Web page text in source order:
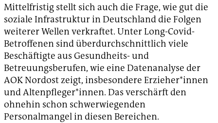
Mittelfristig stellt sich auch die Frage, wie gut die
soziale Infrastruktur in Deutschland die Folgen
weiterer Wellen verkraftet. Unter Long-Covid-
Betroffenen sind überdurchschnittlich viele
Beschäftigte aus Gesundheits- und
Betreuungsberufen, wie eine Datenanalyse der
AOK Nordost zeigt, insbesondere Erzieher*innen
und Altenpfleger*innen. Das verschärft den
ohnehin schon schwerwiegenden
Personalmangel in diesen Bereichen.